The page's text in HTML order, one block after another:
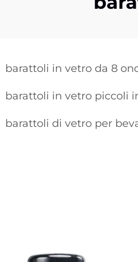
barattoli in vetro da 8
barattoli in vetro piccoli
barattoli di vetro per